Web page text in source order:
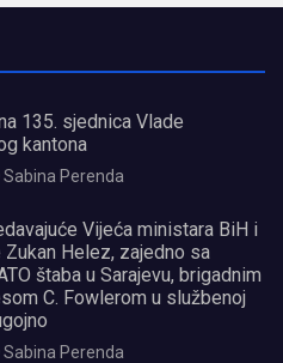
135. sjednica Vlade
kantona
Sabina Perenda
Vijeća ministara BiH i
Helez, zajedno sa
štaba u Sarajevu, brigadnim
C. Fowlerom u službenoj
Sabina Perenda